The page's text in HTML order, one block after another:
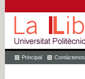
Principal Contáctenos